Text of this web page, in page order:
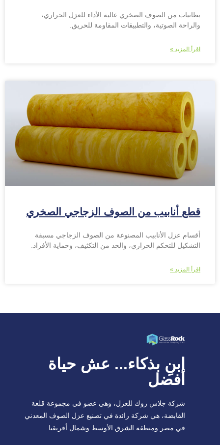
بطانيات من الصوف الصخري عالية الأداء للعزل الحراري،
والراحة الصوتية، والتطبيقات المقاومة للحريق.
اقرأ المزيد »
قطع أنابيب من الصوف الزجاجي الصخري
أقسام عزل الأنابيب المصنوعة من الصوف الزجاجي مسبقة
التشكيل للتحكم الحراري، والحد من التكثيف، وحماية الأفراد.
اقرأ المزيد »
ابنِ بذكاء... عش حياة
أفضل
شركة جلاس روك للعزل، وهي عضو في مجموعة قلعة
القابضة، هي شركة رائدة في تصنيع عزل الصوف المعدني
في مصر ومنطقة الشرق الأوسط وشمال أفريقيا.